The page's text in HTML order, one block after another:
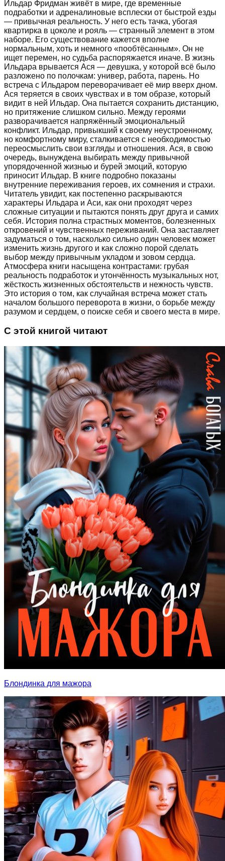
Ильдар Фридман живёт в мире, где временные
подработки и адреналиновые всплески от быстрой езды
— привычная реальность. У него есть тачка, убогая
квартирка в цоколе и рояль — странный элемент в этом
наборе. Его существование кажется вполне
нормальным, хоть и немного «пообтёсанным». Он не
ищет перемен, но судьба распоряжается иначе. В жизнь
Ильдара врывается Ася — девушка, у которой всё было
разложено по полочкам: универ, работа, парень. Но
встреча с Ильдаром переворачивает её мир вверх дном.
Ася теряется в своих чувствах и в том образе, который
видит в ней Ильдар. Она пытается сохранить дистанцию,
но притяжение слишком сильно. Между героями
разворачивается напряжённый эмоциональный
конфликт. Ильдар, привыкший к своему неустроенному,
но комфортному миру, сталкивается с необходимостью
переосмыслить свои взгляды и отношения. Ася, в свою
очередь, вынуждена выбирать между привычной
упорядоченной жизнью и бурей эмоций, которую
приносит Ильдар. В книге подробно показаны
внутренние переживания героев, их сомнения и страхи.
Читатель увидит, как постепенно раскрываются
характеры Ильдара и Аси, как они проходят через
сложные ситуации и пытаются понять друг друга и самих
себя. История полна страстных моментов, болезненных
откровений и чувственных переживаний. Она заставляет
задуматься о том, насколько сильно один человек может
изменить жизнь другого и как сложно порой сделать
выбор между привычным укладом и зовом сердца.
Атмосфера книги насыщена контрастами: грубая
реальность подработок и утончённость музыкальных нот,
жёсткость жизненных обстоятельств и нежность чувств.
Это история о том, как случайная встреча может стать
началом большого переворота в жизни, о борьбе между
разумом и сердцем, о поиске себя и своего места в мире.
С этой книгой читают
Блондинка для мажора